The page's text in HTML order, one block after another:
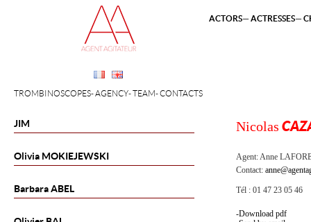
JIM
Olivia MOKIEJEWSKI
BarbaraABEL
TROMBINOSCOPES AGENCY TEAM CONTACTS
ACTORS ACTRESSES
Nicolas
Agent:Anne
Contact:
Tél : 01 47 23 05 46
Download pdf